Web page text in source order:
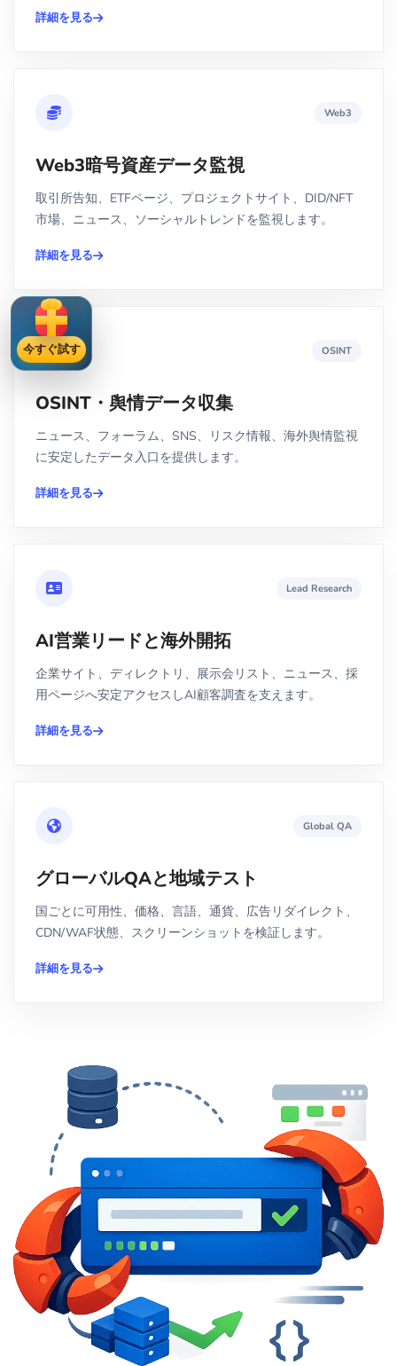
詳細を見る
Web3
Web3暗号資産データ監視
取引所告知、ETFページ、プロジェクトサイト、DID/NFT
市場、ニュース、ソーシャルトレンドを監視します。
詳細を見る
OSINT
OSINT・舆情データ収集
ニュース、フォーラム、SNS、リスク情報、海外舆情監視
に安定したデータ入口を提供します。
詳細を見る
Lead Research
AI営業リードと海外開拓
企業サイト、ディレクトリ、展示会リスト、ニュース、採
用ページへ安定アクセスしAI顧客調査を支えます。
詳細を見る
Global QA
グローバルQAと地域テスト
国ごとに可用性、価格、言語、通貨、広告リダイレクト、
CDN/WAF状態、スクリーンショットを検証します。
詳細を見る
今すぐ試す